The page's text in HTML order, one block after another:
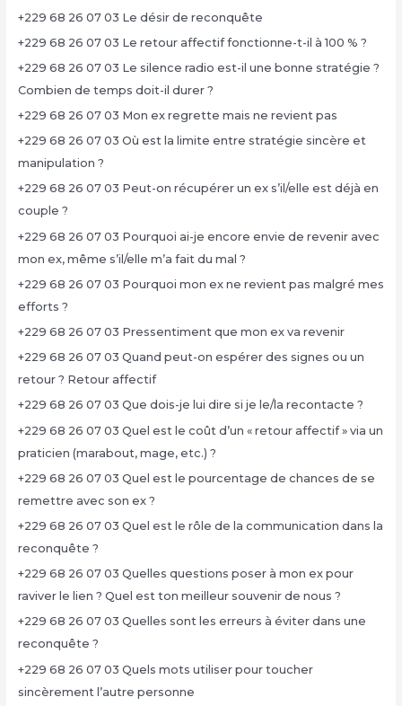
+229 68 26 07 03 Le désir de reconquête
+229 68 26 07 03 Le retour affectif fonctionne-t-il à 100 % ?
+229 68 26 07 03 Le silence radio est-il une bonne stratégie ?
Combien de temps doit-il durer ?
+229 68 26 07 03 Mon ex regrette mais ne revient pas
+229 68 26 07 03 Où est la limite entre stratégie sincère et
manipulation ?
+229 68 26 07 03 Peut-on récupérer un ex s’il/elle est déjà en
couple ?
+229 68 26 07 03 Pourquoi ai-je encore envie de revenir avec
mon ex, même s’il/elle m’a fait du mal ?
+229 68 26 07 03 Pourquoi mon ex ne revient pas malgré mes
efforts ?
+229 68 26 07 03 Pressentiment que mon ex va revenir
+229 68 26 07 03 Quand peut-on espérer des signes ou un
retour ? Retour affectif
+229 68 26 07 03 Que dois-je lui dire si je le/la recontacte ?
+229 68 26 07 03 Quel est le coût d’un « retour affectif » via un
praticien (marabout, mage, etc.) ?
+229 68 26 07 03 Quel est le pourcentage de chances de se
remettre avec son ex ?
+229 68 26 07 03 Quel est le rôle de la communication dans la
reconquête ?
+229 68 26 07 03 Quelles questions poser à mon ex pour
raviver le lien ? Quel est ton meilleur souvenir de nous ?
+229 68 26 07 03 Quelles sont les erreurs à éviter dans une
reconquête ?
+229 68 26 07 03 Quels mots utiliser pour toucher
sincèrement l’autre personne